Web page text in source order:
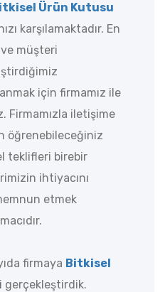
Ürün Kutusu
karşılamaktadır. En
müşteri
için firmamız ile
Firmamızla iletişime
öğrenebileceğiniz
teklifleri birebir
ihtiyacını
etmek
firmaya Bitkisel
gerçekleştirdik.